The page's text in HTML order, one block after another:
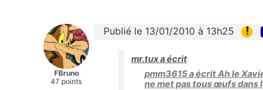
FBruno
47 points
Publié le 13/01/2010 à 13h25 !
mr.tux a écrit
pmm3615 a écrit Ah le
ne met pas tous œufs dans